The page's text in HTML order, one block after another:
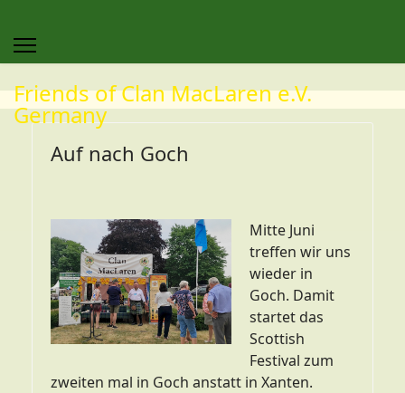
Friends of Clan MacLaren e.V.
Germany
Auf nach Goch
Mitte Juni
treffen wir uns
wieder in
Goch. Damit
startet das
Scottish
Festival zum
zweiten mal in Goch anstatt in Xanten.